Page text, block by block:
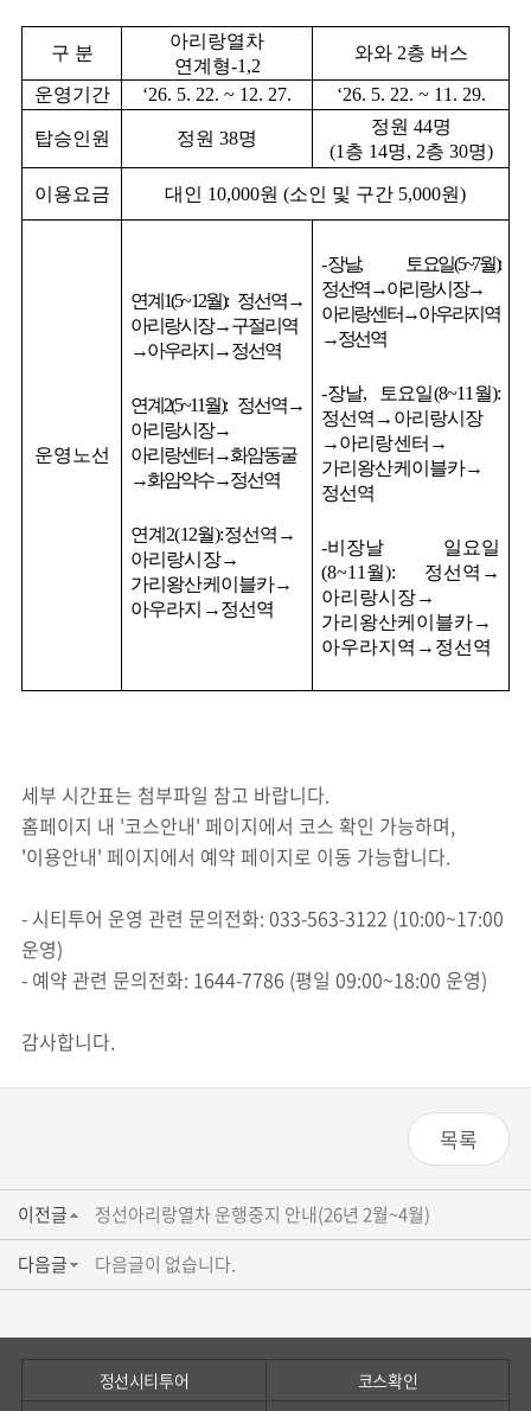
구 분
아리랑열차
연계형-1,2
와와 2층 버스
운영기간 ‘26. 5. 22. ~ 12. 27. ‘26. 5. 22. ~ 11. 29.
탑승인원 정원 38명
정원 44명
(1 층 14명, 2층 30명)
이용요금 대인 10,000원 (소인 및 구간 5,000원)
운영노선
연계 1(5~12월): 정선역→
아리랑시장→구절리역
→아우라지 →정선역
연계 2(5~11월): 정선역→
아리랑시장→
아리랑센터 →화암동굴
→화암약수→정선역
연계 2(12월):정선역 →
아리랑시장→
가리왕산케이블카→
아우라지 →정선역
-장날, 토요일(5~7월):
정선역→아리랑시장→
아리랑센터→아우라지역
→정선역
-장날, 토요일(8~11 월):
정선역 → 아리랑시장
→아리랑센터 →
가리왕산케이블카→
정선역
-비장날 일요일
(8~11 월): 정선역 →
아리랑시장→
가리왕산케이블카→
아우라지역 → 정선역
​세부 시간표는 첨부파일 참고 바랍니다.
홈페이지 내 '코스안내' 페이지에서 코스 확인 가능하며,
'이용안내' 페이지에서 예약 페이지로 이동 가능합니다.
- 시티투어 운영 관련 문의전화: 033-563-3122 (10:00~17:00
운영)
- 예약 관련 문의전화: 1644-7786 (평일 09:00~18:00 운영)
감사합니다.
목록
이전글
정선아리랑열차 운행중지 안내(26년 2월~4월)
다음글
다음글이 없습니다.
정선시티투어
코스확인